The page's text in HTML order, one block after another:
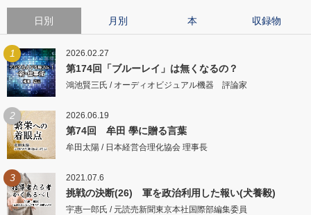
日別 月別 本 収録物
1 2026.02.27
第174回「ブルーレイ」は無くなるの？
鴻池賢三氏 / オーディオビジュアル機器 評論家
2 2026.06.19
第74回 牟田 學に贈る言葉
牟田太陽 / 日本経営合理化協会 理事長
3 2021.07.6
挑戦の決断(26) 軍を政治利用した報い(犬養毅)
宇惠一郎氏 / 元読売新聞東京本社国際部編集委員